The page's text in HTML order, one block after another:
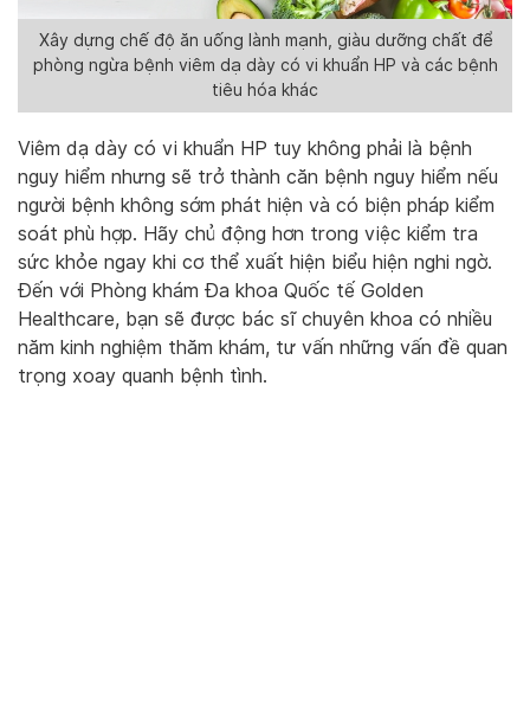
Xây dựng chế độ ăn uống lành mạnh, giàu dưỡng chất để
phòng ngừa bệnh viêm dạ dày có vi khuẩn HP và các bệnh
tiêu hóa khác
Viêm dạ dày có vi khuẩn HP tuy không phải là bệnh
nguy hiểm nhưng sẽ trở thành căn bệnh nguy hiểm nếu
người bệnh không sớm phát hiện và có biện pháp kiểm
soát phù hợp. Hãy chủ động hơn trong việc kiểm tra
sức khỏe ngay khi cơ thể xuất hiện biểu hiện nghi ngờ.
Đến với Phòng khám Đa khoa Quốc tế Golden
Healthcare, bạn sẽ được bác sĩ chuyên khoa có nhiều
năm kinh nghiệm thăm khám, tư vấn những vấn đề quan
trọng xoay quanh bệnh tình.